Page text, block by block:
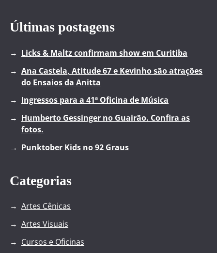
Últimas postagens
Licks & Maltz confirmam show em Curitiba
Ana Castela, Atitude 67 e Kevinho são atrações
do Ensaios da Anitta
Ingressos para a 41ª Oficina de Música
Humberto Gessinger no Guairão. Confira as
fotos.
Punktober Kids no 92 Graus
Categorias
Artes Cênicas
Artes Visuais
Cursos e Oficinas